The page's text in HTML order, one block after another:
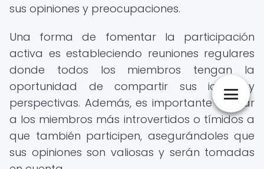
sus opiniones y preocupaciones.
Una forma de fomentar la participación
activa es estableciendo reuniones regulares
donde todos los miembros tengan la
oportunidad de compartir sus ideas y
perspectivas. Además, es importante animar
a los miembros más introvertidos o tímidos a
que también participen, asegurándoles que
sus opiniones son valiosas y serán tomadas